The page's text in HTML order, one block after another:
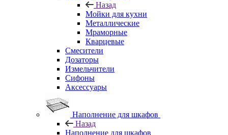
Назад
Мойки для кухни
Металлические
Мраморные
Кварцевые
Смесители
Дозаторы
Измельчители
Сифоны
Аксессуары
Наполнение для шкафов
Назад
Наполнение для шкафов